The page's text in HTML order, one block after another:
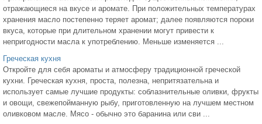
отражающиеся на вкусе и аромате. При положительных температурах
хранения масло постепенно теряет аромат; далее появляются пороки
вкуса, которые при длительном хранении могут привести к
непригодности масла к употреблению. Меньше изменяется ...
Греческая кухня
Откройте для себя ароматы и атмосферу традиционной греческой
кухни. Греческая кухня, проста, полезна, непритязательна и
использует самые лучшие продукты: соблазнительные оливки, фрукты
и овощи, свежепойманную рыбу, приготовленную на лучшем местном
оливковом масле. Мясо - обычно это баранина или сви ...